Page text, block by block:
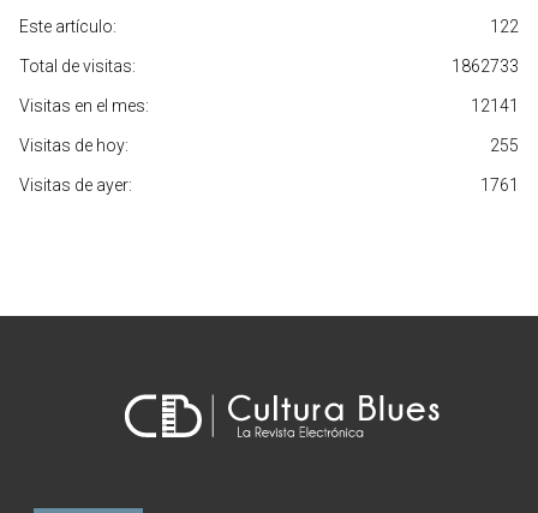
122
Este artículo:
1862733
Total de visitas:
12141
Visitas en el mes:
255
Visitas de hoy:
1761
Visitas de ayer: